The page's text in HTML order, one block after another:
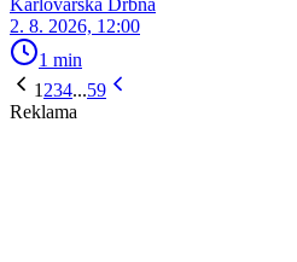
Karlovarská Drbna
2. 8. 2026, 12:00
1 min
1 234...59
Reklama